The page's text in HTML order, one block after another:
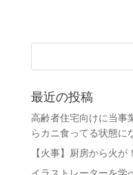
最近の投稿
高齢者住宅向けに当事
らカニ食ってる状態に
【火事】厨房から火